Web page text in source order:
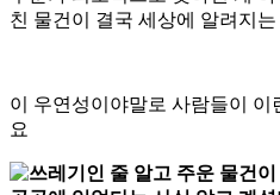
친 물건이 결국 세상에 알려지
이 우연성이야말로 사람들이 이
요